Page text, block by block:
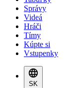
Správy
Videá
Hráči
Tímy
Kúpte si
Vstupenky
SK